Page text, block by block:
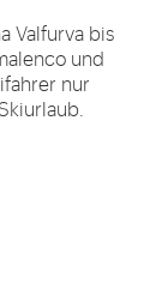
Valfurva bis
und
nur